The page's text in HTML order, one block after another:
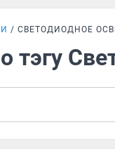
СВЕТОДИОДНОЕ
тэгу